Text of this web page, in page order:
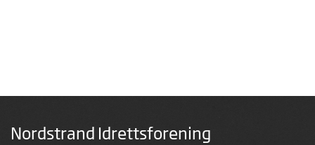
Nordstrand Idrettsforening